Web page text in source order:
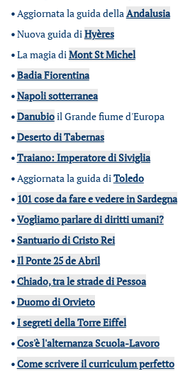
•Aggiornata la guida dellaAndalusia
•Nuova guida diHyères
•La magia diMont St Michel
•Badia Fiorentina
•Napoli sotterranea
•Danubioil Grande fiume d'Europa
•Deserto di Tabernas
•Traiano: Imperatore di Siviglia
•Aggiornata la guida diToledo
• 101 cose da fare e vedere in Sardegna
•Vogliamo parlare di diritti umani?
•Santuario di Cristo Rei
•Il Ponte 25 de Abril
•Chiado, tra le strade di Pessoa
•Duomo di Orvieto
•I segreti della Torre Eiffel
•Cos'è l'alternanza Scuola-Lavoro
•Come scrivere il curriculum perfetto